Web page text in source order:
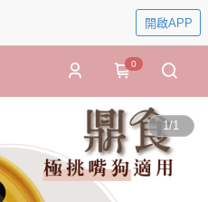
開啟APP
0
1/1